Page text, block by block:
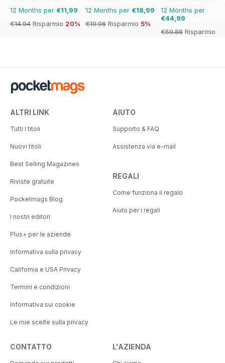
12 Months per €11,99
€14.94 Risparmio 20%
12 Months per €18,99
€19.96 Risparmio 5%
12 Months per
€44,99
€59.88 Risparmio
ALTRI LINK
Tutti i titoli
Nuovi titoli
Best Selling Magazines
Riviste gratuite
Pocketmags Blog
I nostri editori
Plus+ per le aziende
Informativa sulla privacy
California e USA Privacy
Termini e condizioni
Informativa sui cookie
Le mie scelte sulla privacy
AIUTO
Supporto & FAQ
Assistenza via e-mail
REGALI
Come funziona il regalo
Aiuto per i regali
CONTATTO L'AZIENDA